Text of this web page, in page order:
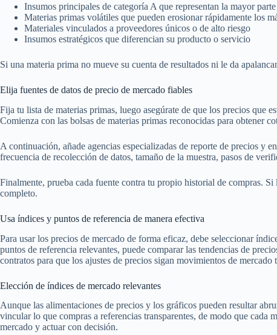
Insumos principales de categoría A que representan la mayor
Materias primas volátiles que pueden erosionar rápidamente los
Materiales vinculados a proveedores únicos o de alto riesgo
Insumos estratégicos que diferencian su producto o servicio
Si una materia prima no mueve su cuenta de resultados ni le da
Elija fuentes de datos de precio de mercado fiables
Fija tu lista de materias primas, luego asegúrate de que los precios que
Comienza con las bolsas de materias primas reconocidas para obtener
A continuación, añade agencias especializadas de reporte de precios y
frecuencia de recolección de datos, tamaño de la muestra, pasos de
Finalmente, prueba cada fuente contra tu propio historial de compras.
completo.
Usa índices y puntos de referencia de manera efectiva
Para usar los precios de mercado de forma eficaz, debe seleccionar
puntos de referencia relevantes, puede comparar las tendencias de
contratos para que los ajustes de precios sigan movimientos de mercado
Elección de índices de mercado relevantes
Aunque las alimentaciones de precios y los gráficos pueden resultar
vincular lo que compras a referencias transparentes, de modo que
mercado y actuar con decisión.